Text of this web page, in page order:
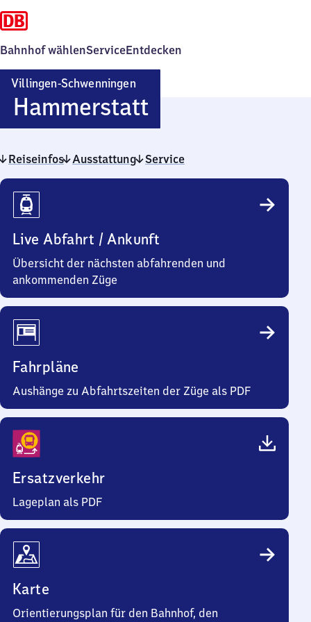
Bahnhof wählenServiceEntdecken
Villingen-Schwenningen
HammerstattVillingen-
Schwenningen
Hammerstatt
Reiseinfos Ausstattung Service
Reiseinfos
Live Abfahrt / Ankunft
Übersicht der nächsten abfahrenden und
ankommenden Züge
Fahrpläne
Aushänge zu Abfahrtszeiten der Züge als PDF
Ersatzverkehr
Lageplan als PDF
Karte
Orientierungsplan für den Bahnhof, den